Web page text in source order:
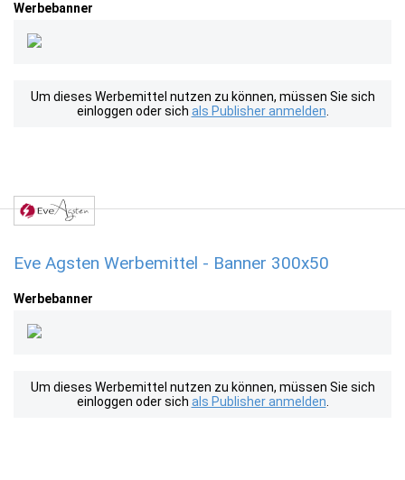
Werbebanner
Um dieses Werbemittel nutzen zu können, müssen Sie sich
einloggen oder sich als Publisher anmelden
Eve Agsten Werbemittel - Banner 300x50
Werbebanner
Um dieses Werbemittel nutzen zu können, müssen Sie sich
einloggen oder sich als Publisher anmelden